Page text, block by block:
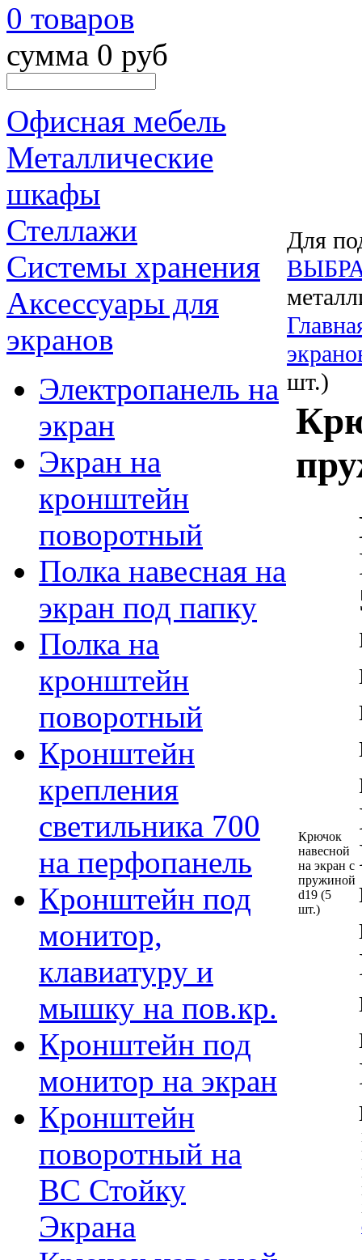
0 товаров
сумма 0 руб
Офисная мебель
Металлические
шкафы
Стеллажи
Системы хранения
Аксессуары для
экранов
Электропанель на
экран
Экран на
кронштейн
поворотный
Полка навесная на
экран под папку
Полка на
кронштейн
поворотный
Кронштейн
крепления
светильника 700
на перфопанель
Кронштейн под
монитор,
клавиатуру и
мышку на пов.кр.
Кронштейн под
монитор на экран
Кронштейн
поворотный на
ВС Стойку
Экрана
Для
шт.)
Крючок
навесной
на экран с
пружиной
d19 (5
шт.)